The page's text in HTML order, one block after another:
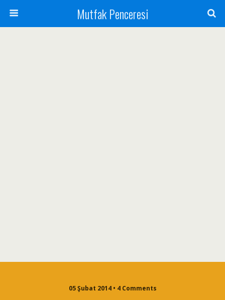
Mutfak Penceresi
05 Şubat 2014 • 4 Comments